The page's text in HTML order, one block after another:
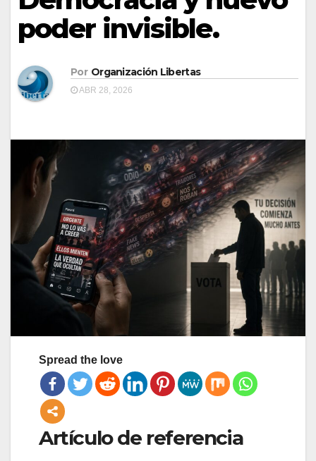
poder invisible.
Por Organización Libertas
ABR 28, 2026
Spread the love
Artículo de referencia